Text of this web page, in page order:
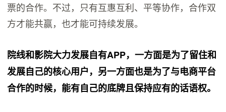
票的合作。不过，只有互惠互利、平等协作，合作双
方才能共赢，也才能可持续发展。
院线和影院大力发展自有APP，一方面是为了留住和
发展自己的核心用户，另一方面也是为了与电商平台
合作的时候，能有自己的底牌且保持应有的话语权。